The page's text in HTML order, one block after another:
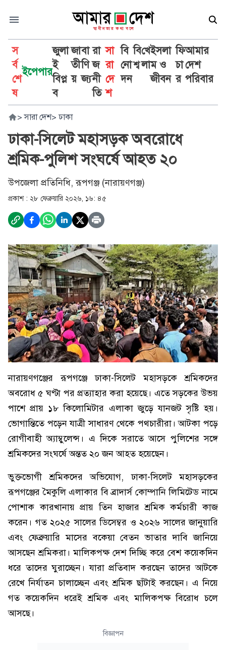
স
র্ব
শে
ষ
ইপেপার
জুলা
ই
বিপ্ল
ব
জা
তী
য়
বা
ণি
জ্য
রা
জ
নী
তি
সা
রা
দে
শ
বি
নো
দন
বি
শ্ব
খে
লা
ইসলা
ম ও
জীবন
ফি
চা
র
আমার
দেশ
পরিবার
> সারা দেশ> ঢাকা
ঢাকা-সিলেট মহাসড়ক অবরোধে
শ্রমিক-পুলিশ সংঘর্ষে আহত ২০
উপজেলা প্রতিনিধি, রূপগঞ্জ (নারায়ণগঞ্জ)
প্রকাশ : ২৮ ফেব্রুয়ারি ২০২৬, ১৬: ৪৫
নারায়ণগঞ্জের রূপগঞ্জে ঢাকা-সিলেট মহাসড়কে শ্রমিকদের
অবরোধ ৫ ঘণ্টা পর প্রত্যাহার করা হয়েছে। এতে সড়কের উভয়
পাশে প্রায় ১৮ কিলোমিটার এলাকা জুড়ে যানজট সৃষ্টি হয়।
ভোগান্তিতে পড়েন যাত্রী সাধারণ থেকে পথচারীরা। আটকা পড়ে
রোগীবাহী অ্যাম্বুলেন্স। এ দিকে সরাতে আসে পুলিশের সঙ্গে
শ্রমিকদের সংঘর্ষে অন্তত ২০ জন আহত হয়েছেন।
ভুক্তভোগী শ্রমিকদের অভিযোগ, ঢাকা-সিলেট মহাসড়কের
রূপগঞ্জের মৈকুলি এলাকার বি ব্রাদার্স কোম্পানি লিমিটেড নামে
পোশাক কারখানায় প্রায় তিন হাজার শ্রমিক কর্মচারী কাজ
করেন। গত ২০২৫ সালের ডিসেম্বর ও ২০২৬ সালের জানুয়ারি
এবং ফেব্রুয়ারি মাসের বকেয়া বেতন ভাতার দাবি জানিয়ে
আসছেন শ্রমিকরা। মালিকপক্ষ দেশ দিচ্ছি করে বেশ কয়েকদিন
ধরে তাদের ঘুরাচ্ছেন। যারা প্রতিবাদ করছেন তাদের আটকে
রেখে নির্যাতন চালাচ্ছেন এবং শ্রমিক ছাঁটাই করছেন। এ নিয়ে
গত কয়েকদিন ধরেই শ্রমিক এবং মালিকপক্ষ বিরোধ চলে
আসছে।
বিজ্ঞাপন